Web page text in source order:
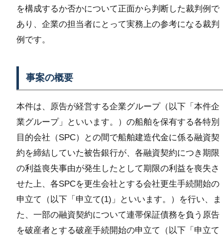
を構成するか否かについて正面から判断した裁判例で
あり、企業の担当者にとって実務上の参考になる裁判
例です。
事案の概要
本件は、原告が経営する企業グループ（以下「本件企
業グループ」といいます。）の船舶を保有する各特別
目的会社（SPC）との間で船舶建造代金に係る融資契
約を締結していた被告銀行が、各融資契約につき期限
の利益喪失事由が発生したとして期限の利益を喪失さ
せた上、各SPCを更生会社とする会社更生手続開始の
申立て（以下「申立て(1)」といいます。）を行い、ま
た、一部の融資契約について連帯保証債務を負う原告
を破産者とする破産手続開始の申立て（以下「申立て